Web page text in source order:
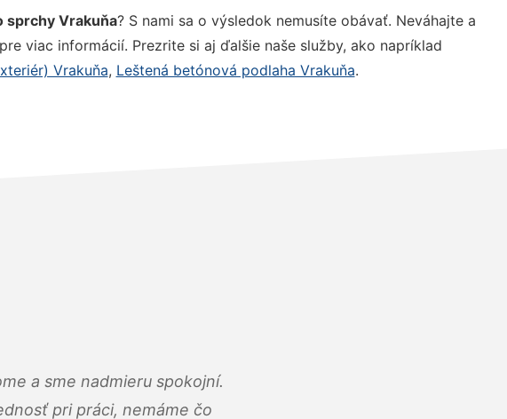
sprchy Vrakuňa? S nami sa o výsledok nemusíte obávať. Neváhajte a
viac informácií. Prezrite si aj ďalšie naše služby, ako napríklad
Vrakuňa, Leštená betónová podlaha Vrakuňa.
a sme nadmieru spokojní.
pri práci, nemáme čo